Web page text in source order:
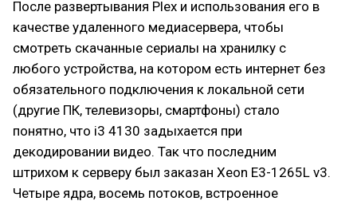
После развертывания Plex и использования его в
качестве удаленного медиасервера, чтобы
смотреть скачанные сериалы на хранилку с
любого устройства, на котором есть интернет без
обязательного подключения к локальной сети
(другие ПК, телевизоры, смартфоны) стало
понятно, что i3 4130 задыхается при
декодировании видео. Так что последним
штрихом к серверу был заказан Xeon E3-1265L v3.
Четыре ядра, восемь потоков, встроенное